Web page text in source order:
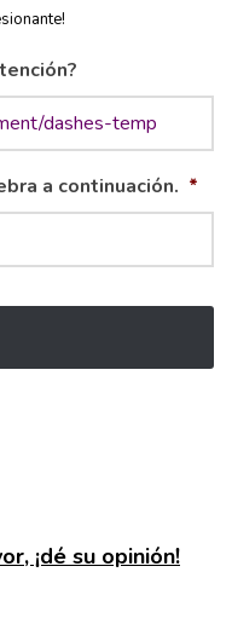
a continuación. *
¡dé su opinión!